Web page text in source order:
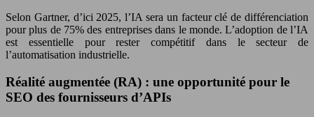
Selon Gartner, d’ici 2025, l’IA sera un facteur clé de différenciation
pour plus de 75% des entreprises dans le monde. L’adoption de l’IA
est essentielle pour rester compétitif dans le secteur de
l’automatisation industrielle.
Réalité augmentée (RA) : une opportunité pour le
SEO des fournisseurs d’APIs